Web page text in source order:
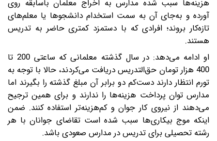
هزینه‌ها سبب شده مدارس به اخراج معلمان باسابقه روی
آورده و به‌جای آن به سمت استخدام دانشجوها یا معلم‌های
تازه‌کار بروند؛ افرادی که با دستمزد کمتری حاضر به تدریس
هستند.
او ادامه می‌دهد: در سال گذشته معلمانی که ساعتی 200 تا
400 هزار تومان حق‌التدریس دریافت می‌کردند، حالا با توجه به
تورم انتظار دارند دست‌کم دو برابر آن مبلغ گذشته را بگیرند اما
مدارس توان پرداخت هزینه‌ها را ندارند و برای همین ترجیح
می‌دهند از نیروی کار جوان و کم‌هزینه‌تر استفاده کنند. ضمن
اینکه موج بیکاری‌ها سبب شده است تقاضای جوانان با هر
رشته تحصیلی برای تدریس در مدارس صعودی باشد.